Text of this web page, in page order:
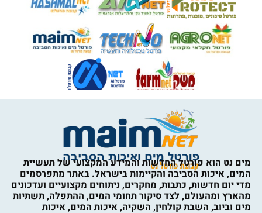
מים נט הוא פורטל החדשות והמידע המקצועי של תעשיית
המים, איכות הסביבה והקיימות בישראל. באתר מתפרסמים
מדי יום חדשות, כתבות, מחקרים, ניתוחים מקצועיים ועדכונים
מהארץ ומהעולם, לצד סיקור תחומי המים, ההתפלה, תשתיות
מים וביוב, השבת קולחין, השקיה, איכות המים, איכות